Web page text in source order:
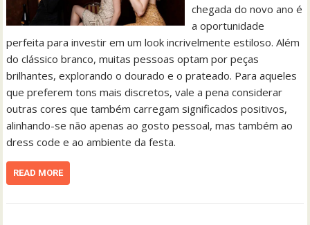
chegada do novo ano é
a oportunidade
perfeita para investir em um look incrivelmente estiloso. Além
do clássico branco, muitas pessoas optam por peças
brilhantes, explorando o dourado e o prateado. Para aqueles
que preferem tons mais discretos, vale a pena considerar
outras cores que também carregam significados positivos,
alinhando-se não apenas ao gosto pessoal, mas também ao
dress code e ao ambiente da festa.
READ MORE